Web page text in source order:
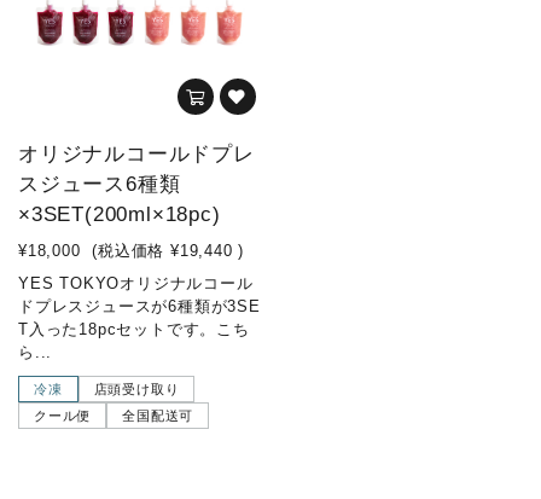
オリジナルコールドプレ
スジュース6種類
×3SET(200ml×18pc)
¥18,000 (税込価格 ¥19,440 )
YES TOKYOオリジナルコール
ドプレスジュースが6種類が3SE
T入った18pcセットです。こち
ら...
冷凍
店頭受け取り
クール便
全国配送可